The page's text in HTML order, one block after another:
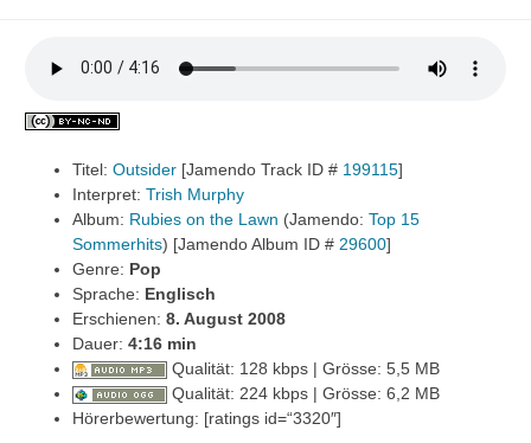
Titel: Outsider [Jamendo Track ID # 199115]
Interpret: Trish Murphy
Album: Rubies on the Lawn (Jamendo: Top 15
Sommerhits) [Jamendo Album ID # 29600]
Genre: Pop
Sprache: Englisch
Erschienen: 8. August 2008
Dauer: 4:16 min
Qualität: 128 kbps | Grösse: 5,5 MB
Qualität: 224 kbps | Grösse: 6,2 MB
Hörerbewertung: [ratings id=“3320″]